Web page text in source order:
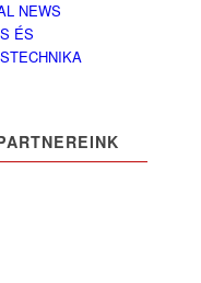
NEWS
ÉS